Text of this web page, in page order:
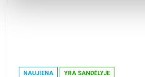
NAUJIENA YRA SANDĖLYJE